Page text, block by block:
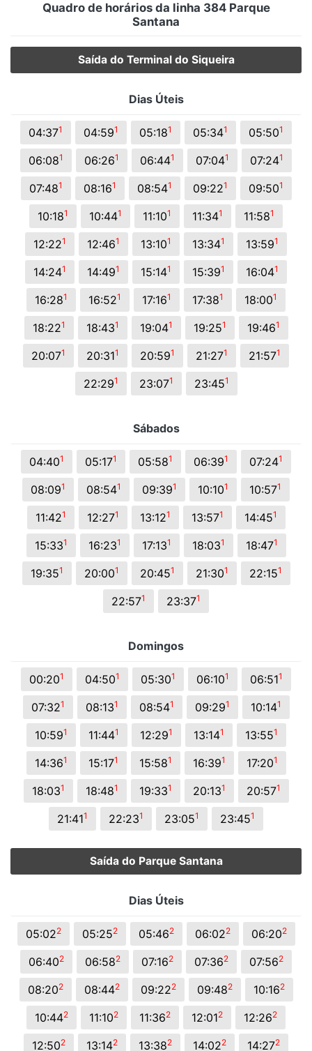
Quadro de horários da linha 384 Parque
Santana
Saída do Terminal do Siqueira
Dias Úteis
04:371 04:591 05:181 05:341 05:501
06:081 06:261 06:441 07:041 07:241
07:481 08:161 08:541 09:221 09:501
10:181 10:441 11:101 11:341 11:581
12:221 12:461 13:101 13:341 13:591
14:241 14:491 15:141 15:391 16:041
16:281 16:521 17:161 17:381 18:001
18:221 18:431 19:041 19:251 19:461
20:071 20:311 20:591 21:271 21:571
22:291 23:071 23:451
Sábados
04:401 05:171 05:581 06:391 07:241
08:091 08:541 09:391 10:101 10:571
11:421 12:271 13:121 13:571 14:451
15:331 16:231 17:131 18:031 18:471
19:351 20:001 20:451 21:301 22:151
22:571 23:371
Domingos
00:201 04:501 05:301 06:101 06:511
07:321 08:131 08:541 09:291 10:141
10:591 11:441 12:291 13:141 13:551
14:361 15:171 15:581 16:391 17:201
18:031 18:481 19:331 20:131 20:571
21:411 22:231 23:051 23:451
Saída do Parque Santana
Dias Úteis
05:022 05:252 05:462 06:022 06:202
06:402 06:582 07:162 07:362 07:562
08:202 08:442 09:222 09:482 10:162
10:442 11:102 11:362 12:012 12:262
12:502 13:142 13:382 14:022 14:272